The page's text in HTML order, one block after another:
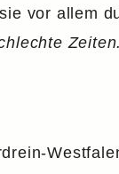
vor allem
Zeiten.